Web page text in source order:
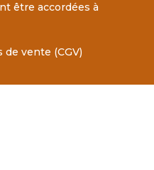
être accordées à
vente (CGV)